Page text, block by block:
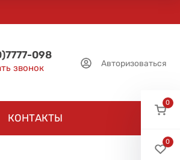
098
звонок Авторизоваться
КОНТАКТЫ
0
0